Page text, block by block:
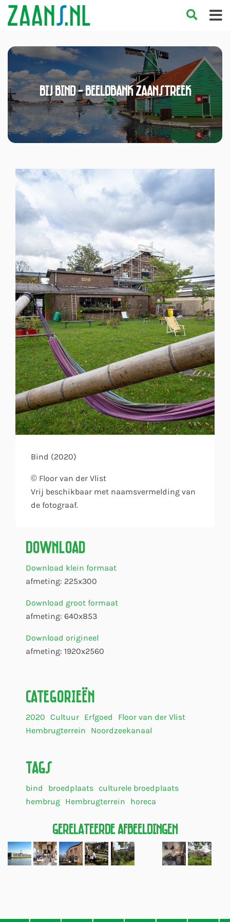
Bij Bind - Beeldbank Zaanstreek
Bind (2020)
© Floor van der Vlist
Vrij beschikbaar met naamsvermelding van
de fotograaf.
Download
Download klein formaat
afmeting: 225x300
Download groot formaat
afmeting: 640x853
Download origineel
afmeting: 1920x2560
Categorieën
2020 Cultuur Erfgoed
Floor van der Vlist
Hembrugterrein
Noordzeekanaal
Tags
bind broedplaats culturele broedplaats
hembrug Hembrugterrein horeca
Gerelateerde Afbeeldingen